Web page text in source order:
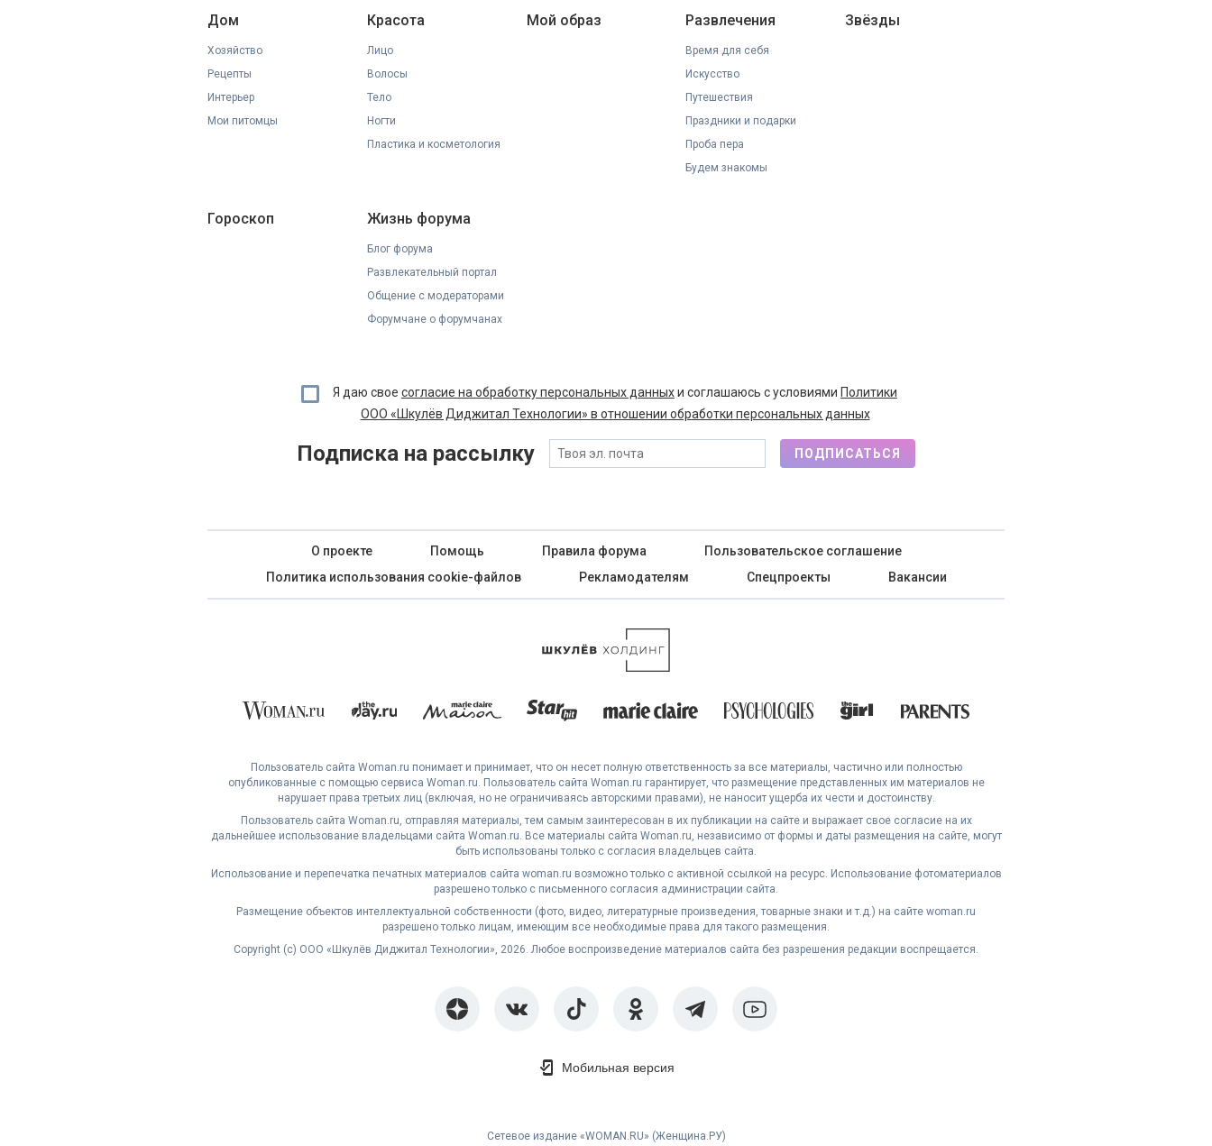
Дом
Хозяйство
Рецепты
Интерьер
Мои питомцы
Красота
Лицо
Волосы
Тело
Ногти
Пластика и косметология
Мой образ Развлечения
Время для себя
Искусство
Путешествия
Праздники и подарки
Проба пера
Будем знакомы
Звёзды
Гороскоп Жизнь форума
Блог форума
Развлекательный портал
Общение с модераторами
Форумчане о форумчанах
Я даю свое согласие на обработку персональных данныхи соглашаюсь с условиями Политики
ООО «Шкулёв Диджитал Технологии» в отношении обработки персональных данных
Подписка на рассылку ПОДПИСАТЬСЯ
О проекте Помощь Правила форума
Пользовательское соглашение
Политика использования cookie-файлов
Рекламодателям Спецпроекты Вакансии
Пользователь сайта Woman.ru понимает и принимает, что он несет полную ответственность за все материалы, частично или полностью
опубликованные с помощью сервиса Woman.ru. Пользователь сайта Woman.ru гарантирует, что размещение представленных им материалов не
нарушает права третьих лиц (включая, но не ограничиваясь авторскими правами), не наносит ущерба их чести и достоинству.
Пользователь сайта Woman.ru, отправляя материалы, тем самым заинтересован в их публикации на сайте и выражает свое согласие на их
дальнейшее использование владельцами сайта Woman.ru. Все материалы сайта Woman.ru, независимо от формы и даты размещения на сайте, могут
быть использованы только с согласия владельцев сайта.
Использование и перепечатка печатных материалов сайта woman.ru возможно только с активной ссылкой на ресурс. Использование фотоматериалов
разрешено только с письменного согласия администрации сайта.
Размещение объектов интеллектуальной собственности (фото, видео, литературные произведения, товарные знаки и т.д.) на сайте woman.ru
разрешено только лицам, имеющим все необходимые права для такого размещения.
Copyright (с) ООО «Шкулёв Диджитал Технологии», 2026. Любое воспроизведение материалов сайта без разрешения редакции воспрещается.
Мобильная версия
Сетевое издание «WOMAN.RU» (Женщина.РУ)